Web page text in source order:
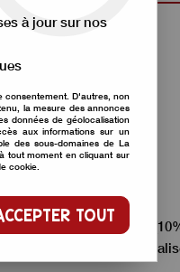
1 kg
à donner votre avis !
très peu sucrée
la mandarine, ou pour
à jour sur nos
consentement. D'autres, non
la mesure des annonces
données de géolocalisation
aux informations sur un
des sous-domaines de La
tout moment en cliquant sur
cookie.
TOUT